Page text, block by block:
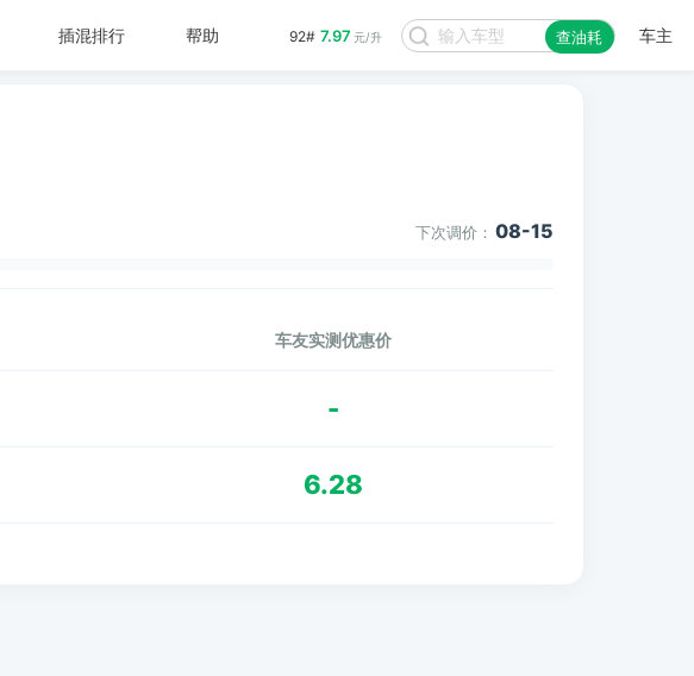
92# 7.97 元/升 查油耗 车主
插混排行 帮助
下次调价： 08-15
车友实测优惠价
-
6.28